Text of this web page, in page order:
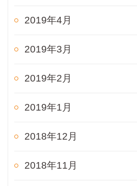
2019年4月
2019年3月
2019年2月
2019年1月
2018年12月
2018年11月